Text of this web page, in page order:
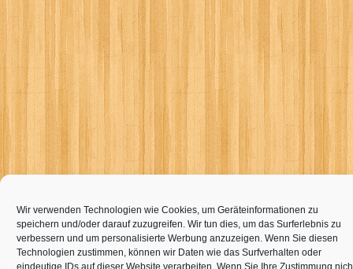
Wir verwenden Technologien wie Cookies, um Geräteinformationen zu
speichern und/oder darauf zuzugreifen. Wir tun dies, um das Surferlebnis zu
verbessern und um personalisierte Werbung anzuzeigen. Wenn Sie diesen
Technologien zustimmen, können wir Daten wie das Surfverhalten oder
eindeutige IDs auf dieser Website verarbeiten. Wenn Sie Ihre Zustimmung